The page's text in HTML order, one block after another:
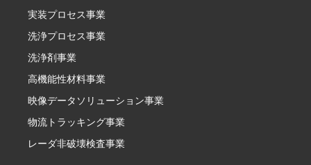
実装プロセス事業
洗浄プロセス事業
洗浄剤事業
高機能性材料事業
映像データソリューション事業
物流トラッキング事業
レーダ非破壊検査事業